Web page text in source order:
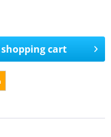
shopping cart